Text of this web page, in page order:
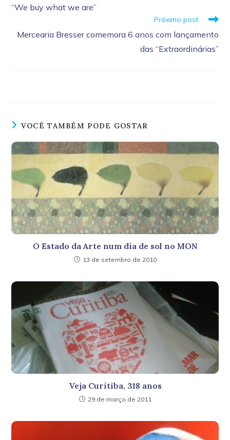
artigos
“We buy what we are”
Próximo post
Mercearia Bresser comemora 6 anos com lançamento
das “Extraordinárias”
VOCÊ TAMBÉM PODE GOSTAR
O Estado da Arte num dia de sol no MON
13 de setembro de 2010
Veja Curitiba, 318 anos
29 de março de 2011